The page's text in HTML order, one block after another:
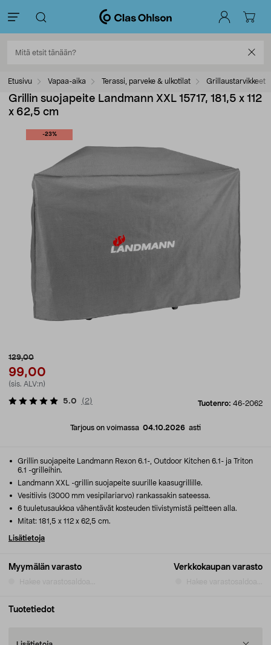
Etusivu Vapaa-aika Terassi, parveke & ulkotilat Grillaustarvikkeet
Grillin suojapeite Landmann XXL 15717, 181,5 x 112
x 62,5 cm
-23%
129,00
99,00
(sis. ALV:n)
Tuotenro: 46-2062
5.0 ( 2)
Tarjous on voimassa 04.10.2026 asti
Myymälän varasto
Hakee varastosaldoa...
Verkkokaupan varasto
Hakee varastosaldoa...
Grillin suojapeite Landmann Rexon 6.1-, Outdoor Kitchen 6.1- ja Triton
6.1 -grilleihin.
Landmann XXL -grillin suojapeite suurille kaasugrillille.
Vesitiivis (3000 mm vesipilariarvo) rankassakin sateessa.
6 tuuletusaukkoa vähentävät kosteuden tiivistymistä peitteen alla.
Mitat: 181,5 x 112 x 62,5 cm.
Lisätietoja
Tuotetiedot